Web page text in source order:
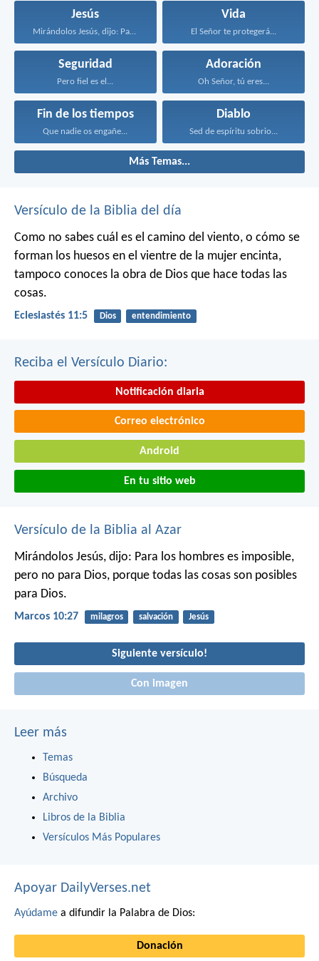
Jesús
Mirándolos Jesús, dijo: Para...
Vida
El Señor te protegerá...
Seguridad
Pero fiel es el...
Adoración
Oh Señor, tú eres...
Fin de los tiempos
Que nadie os engañe...
Diablo
Sed de espíritu sobrio...
Más Temas...
Versículo de la Biblia del día
Como no sabes cuál es el camino del viento, o cómo se
forman los huesos en el vientre de la mujer encinta,
tampoco conoces la obra de Dios que hace todas las
cosas.
Eclesiastés 11:5 Dios entendimiento
Reciba el Versículo Diario:
Notificación diaria
Correo electrónico
Android
En tu sitio web
Versículo de la Biblia al Azar
Mirándolos Jesús, dijo: Para los hombres es imposible,
pero no para Dios, porque todas las cosas son posibles
para Dios.
Marcos 10:27 milagros salvación Jesús
Siguiente versículo!
Con imagen
Leer más
Temas
Búsqueda
Archivo
Libros de la Biblia
Versículos Más Populares
Apoyar DailyVerses.net
Ayúdame a difundir la Palabra de Dios:
Donación